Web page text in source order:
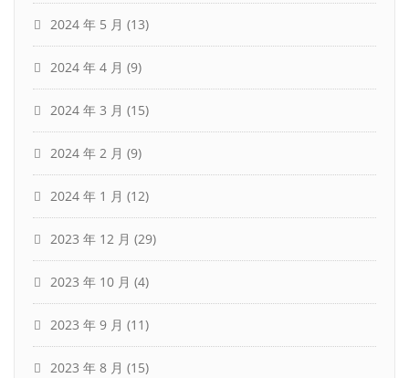
2024 年 5 月 (13)
2024 年 4 月 (9)
2024 年 3 月 (15)
2024 年 2 月 (9)
2024 年 1 月 (12)
2023 年 12 月 (29)
2023 年 10 月 (4)
2023 年 9 月 (11)
2023 年 8 月 (15)